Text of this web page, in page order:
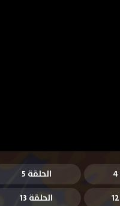
الحلقة 5
الحلقة 13